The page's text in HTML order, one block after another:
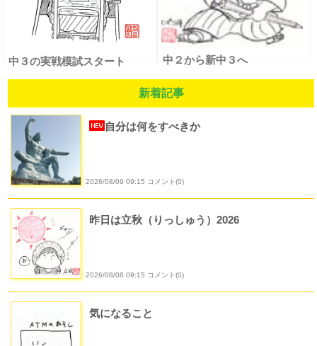
中３の実戦模試スタート 中２から新中３へ
新着記事
自分は何をすべきか
2026/08/09 09:15 コメント(0)
昨日は立秋（りっしゅう）2026
2026/08/08 09:15 コメント(0)
気になること